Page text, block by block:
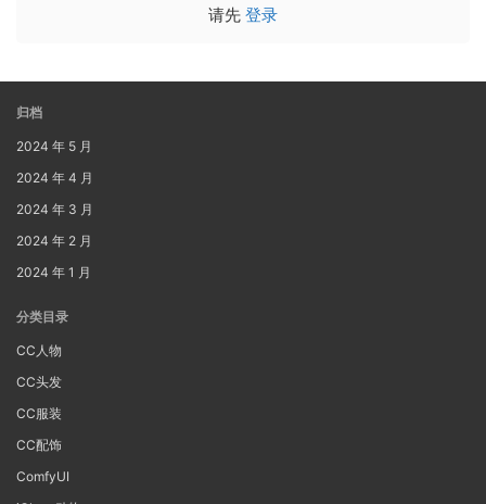
请先 登录
归档
2024 年 5 月
2024 年 4 月
2024 年 3 月
2024 年 2 月
2024 年 1 月
分类目录
CC人物
CC头发
CC服装
CC配饰
ComfyUI